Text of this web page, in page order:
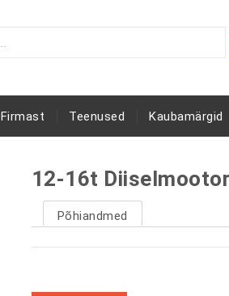
Firmast Teenused Kaubamärgid
12-16t
Põhiandmed